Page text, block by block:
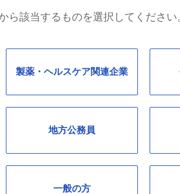
ら該当するものを選択してください
製薬・ヘルスケア関連企業
地方公務員
一般の方
146